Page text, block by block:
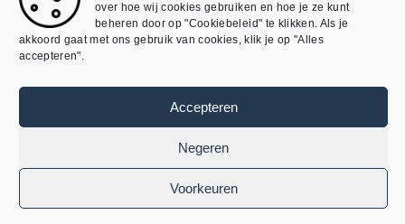
over hoe wij cookies gebruiken en hoe je ze kunt
beheren door op "Cookiebeleid" te klikken. Als je
akkoord gaat met ons gebruik van cookies, klik je op "Alles
accepteren".
Accepteren
Negeren
Voorkeuren
Mijn account
Algemene Voorwaarden
webshop
AtSea Design & Medi